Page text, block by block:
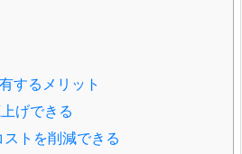
するメリット
げできる
トを削減できる